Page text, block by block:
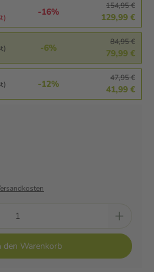
-16%
154,95 €
129,99 €
-6%
84,95 €
79,99 €
-12%
47,95 €
41,99 €
den Warenkorb